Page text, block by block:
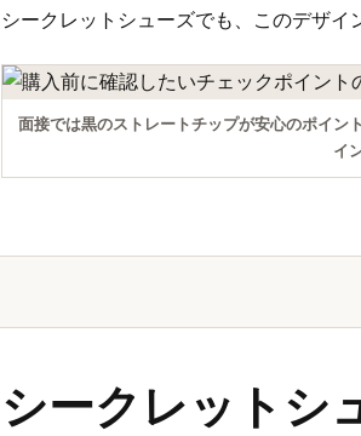
シークレットシューズでも、このデザイ
面接では黒のストレートチップが安心のポイン
イ
シークレットシ